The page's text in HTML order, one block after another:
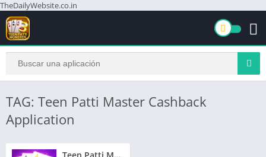
TheDailyWebsite.co.in
TAG: Teen Patti Master Cashback
Application